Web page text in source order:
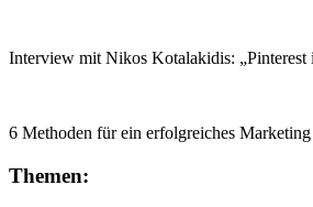
Interview mit Nikos Kotalakidis: „Pinterest
6 Methoden für ein erfolgreiches
Themen: